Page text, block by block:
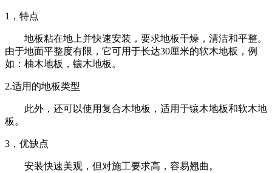
1，特点
地板粘在地上并快速安装，要求地板干燥，清洁和平整。
由于地面平整度有限，它可用于长达30厘米的软木地板，例
如：柚木地板，镶木地板。
2.适用的地板类型
此外，还可以使用复合木地板，适用于镶木地板和软木地
板。
3，优缺点
安装快速美观，但对施工要求高，容易翘曲。